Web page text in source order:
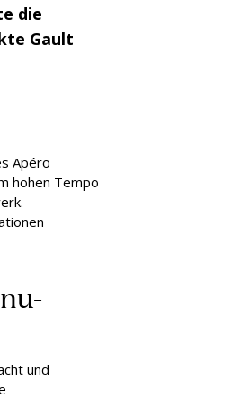
die
Gault
Apéro
hohen Tempo
und